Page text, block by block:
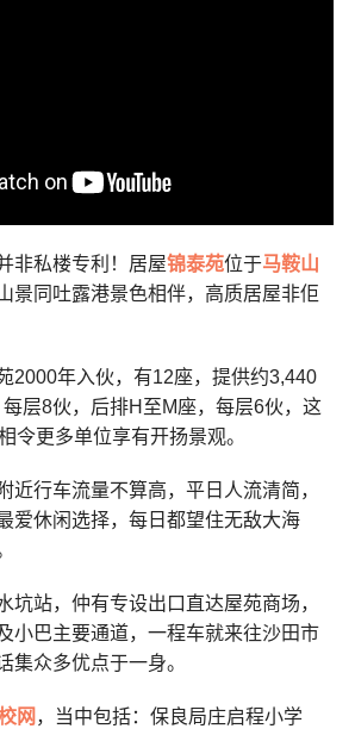
非私楼专利！居屋锦泰苑位于马鞍山
景同吐露港景色相伴，高质居屋非佢
2000年入伙，有12座，提供约3,440
层8伙，后排H至M座，每层6伙，这
令更多单位享有开扬景观。
近行车流量不算高，平日人流清简，
爱休闲选择，每日都望住无敌大海
坑站，仲有专设出口直达屋苑商场，
小巴主要通道，一程车就来往沙田市
集众多优点于一身。
网 ，当中包括：保良局庄启程小学